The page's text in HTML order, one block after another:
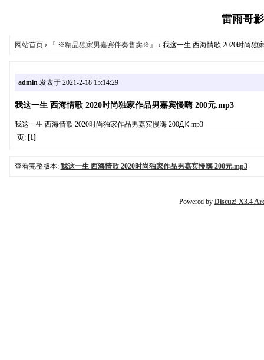
雷雨哥
网站首页› 『 ※精品独家男嘉宾伴奏售卖※』 › 我这一生 西海情歌 2020时尚独
admin发表于 2021-2-18 15:14:29
我这一生 西海情歌 2020时尚独家作品男嘉宾慢嗨 200元.mp3
我这一生 西海情歌 2020时尚独家作品男嘉宾慢嗨 200Ԫ.mp3
页: [1]
查看完整版本: 我这一生 西海情歌 2020时尚独家作品男嘉宾慢嗨 200元.mp3
Powered by Discuz! X3.4